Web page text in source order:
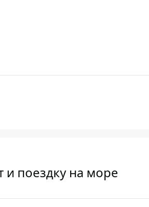
и поездку на море